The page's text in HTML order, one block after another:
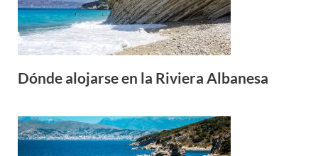
Dónde alojarse en la Riviera Albanesa